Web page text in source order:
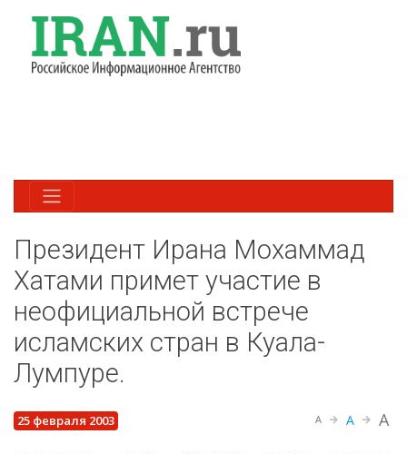
Президент Ирана Мохаммад
Хатами примет участие в
неофициальной встрече
исламских стран в Куала-
Лумпуре.
25 февраля 2003 A A A